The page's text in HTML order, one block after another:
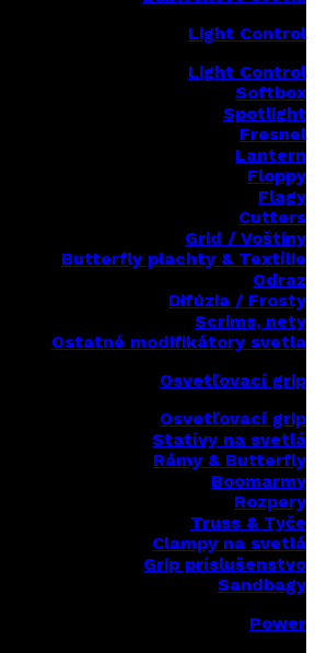
Light Control
Light Control
Softbox
Spotlight
Fresnel
Lantern
Floppy
Flagy
Cutters
Grid / Voštiny
Butterfly plachty & Textílie
Odraz
Difúzia / Frosty
Scrims, nety
Ostatné modifikátory svetla
Osvetľovací grip
Osvetľovací grip
Statívy na svetlá
Rámy & Butterfly
Boomarmy
Rozpery
Truss & Tyče
Clampy na svetlá
Grip príslušenstvo
Sandbagy
Power